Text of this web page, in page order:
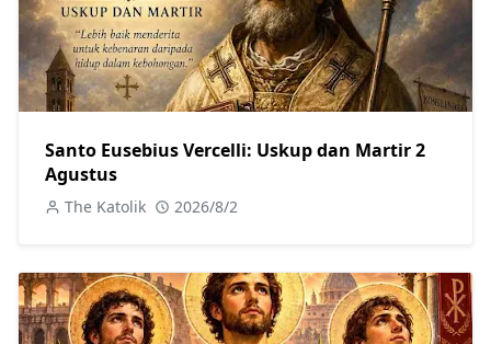
Santo Eusebius Vercelli: Uskup dan Martir 2
Agustus
The Katolik 2026/8/2